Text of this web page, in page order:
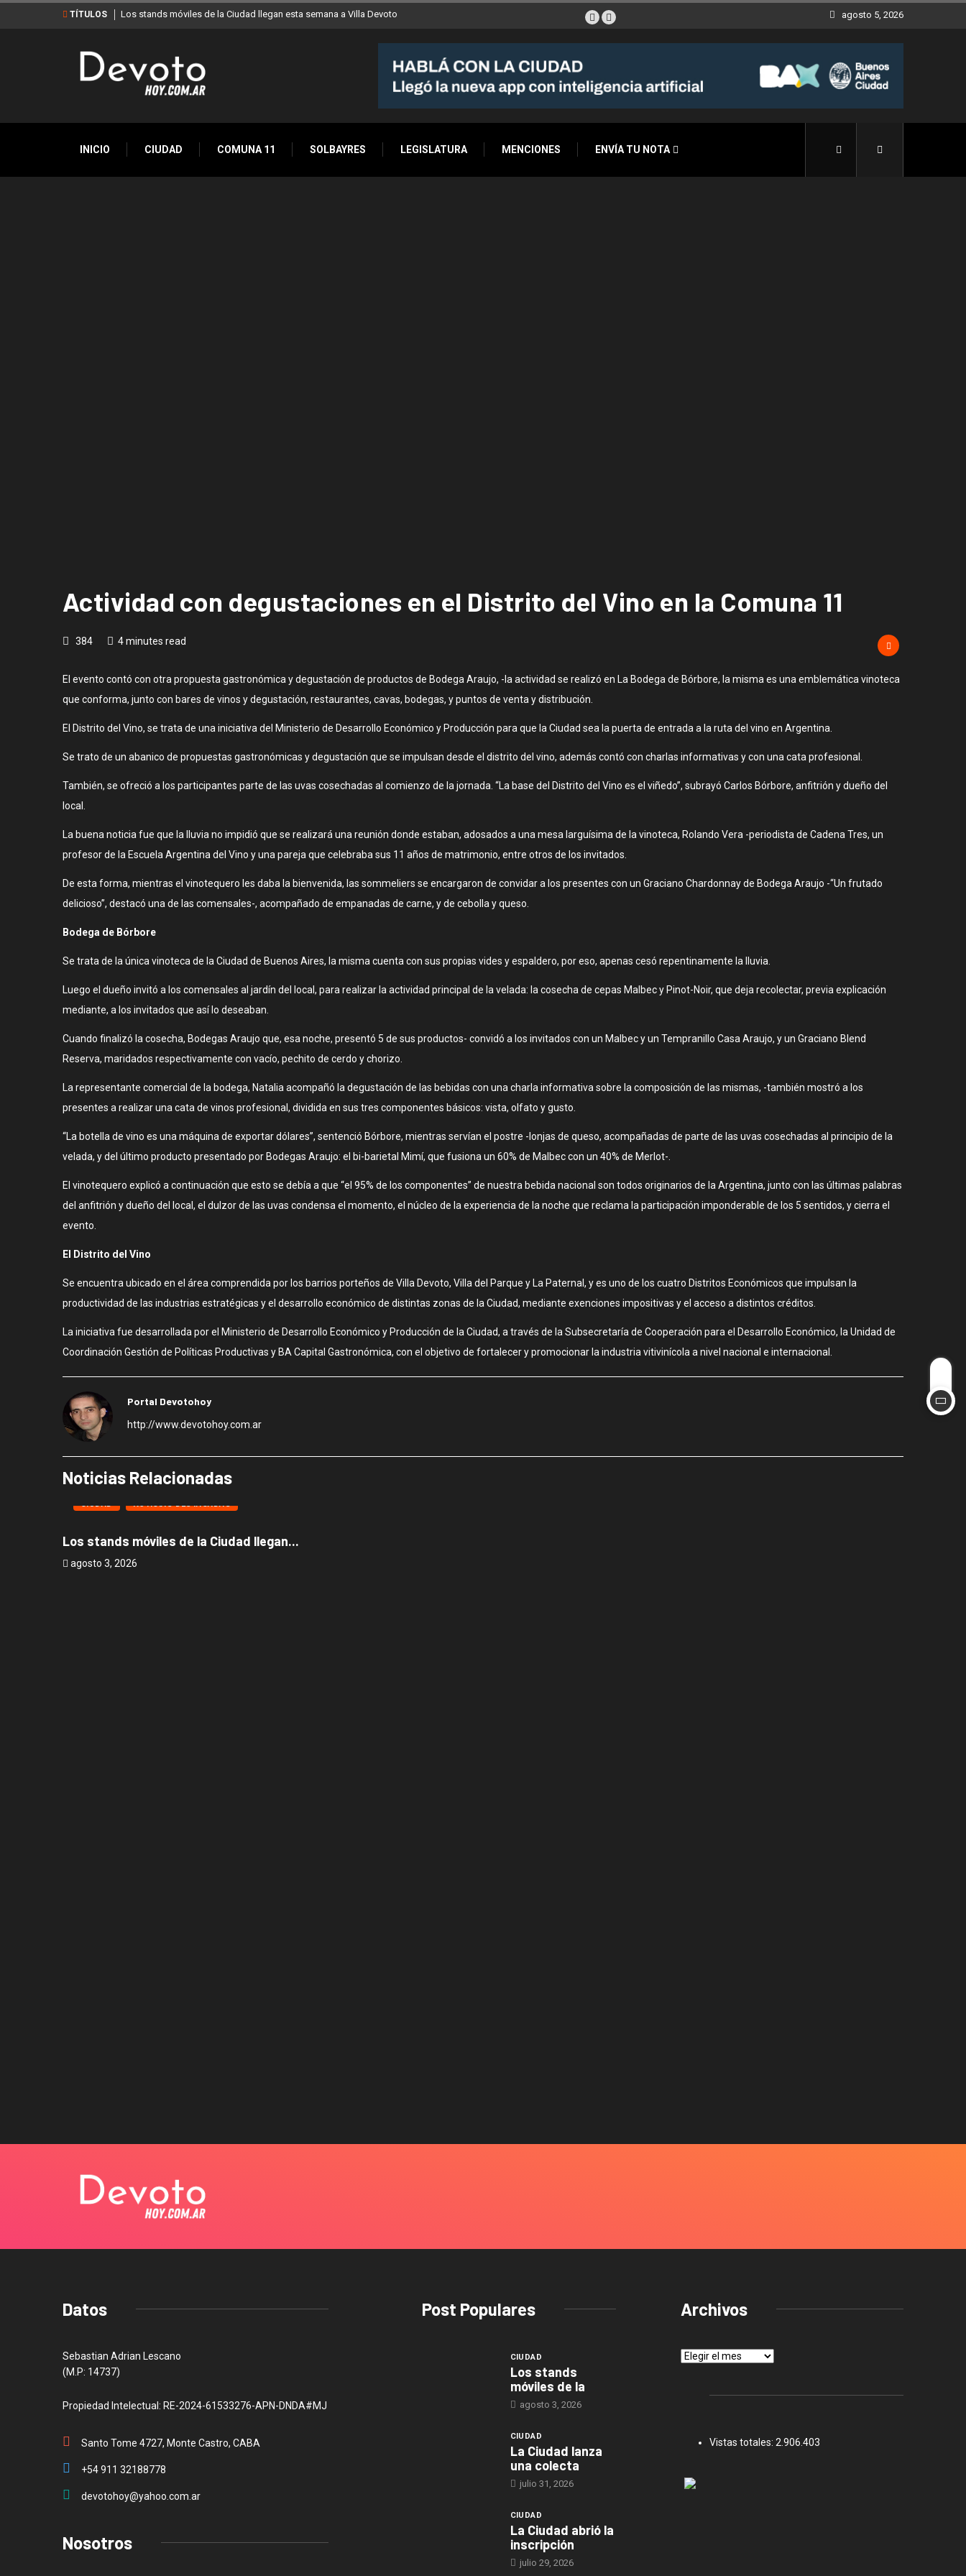
TÍTULOS Los stands móviles de la Ciudad llegan esta semana a Villa Devoto agosto 5, 2026
INICIO CIUDAD COMUNA 11 SOLBAYRES LEGISLATURA MENCIONES ENVÍA TU NOTA
Actividad con degustaciones en el Distrito del Vino en la Comuna 11
384 4 minutes read
El evento contó con otra propuesta gastronómica y degustación de productos de Bodega Araujo, -la actividad se realizó en La Bodega de Bórbore, la misma es una emblemática vinoteca
que conforma, junto con bares de vinos y degustación, restaurantes, cavas, bodegas, y puntos de venta y distribución.
El Distrito del Vino, se trata de una iniciativa del Ministerio de Desarrollo Económico y Producción para que la Ciudad sea la puerta de entrada a la ruta del vino en Argentina.
Se trato de un abanico de propuestas gastronómicas y degustación que se impulsan desde el distrito del vino, además contó con charlas informativas y con una cata profesional.
También, se ofreció a los participantes parte de las uvas cosechadas al comienzo de la jornada. “La base del Distrito del Vino es el viñedo”, subrayó Carlos Bórbore, anfitrión y dueño del
local.
La buena noticia fue que la lluvia no impidió que se realizará una reunión donde estaban, adosados a una mesa larguísima de la vinoteca, Rolando Vera -periodista de Cadena Tres, un
profesor de la Escuela Argentina del Vino y una pareja que celebraba sus 11 años de matrimonio, entre otros de los invitados.
De esta forma, mientras el vinotequero les daba la bienvenida, las sommeliers se encargaron de convidar a los presentes con un Graciano Chardonnay de Bodega Araujo -“Un frutado
delicioso”, destacó una de las comensales-, acompañado de empanadas de carne, y de cebolla y queso.
Bodega de Bórbore
Se trata de la única vinoteca de la Ciudad de Buenos Aires, la misma cuenta con sus propias vides y espaldero, por eso, apenas cesó repentinamente la lluvia.
Luego el dueño invitó a los comensales al jardín del local, para realizar la actividad principal de la velada: la cosecha de cepas Malbec y Pinot-Noir, que deja recolectar, previa explicación
mediante, a los invitados que así lo deseaban.
Cuando finalizó la cosecha, Bodegas Araujo que, esa noche, presentó 5 de sus productos- convidó a los invitados con un Malbec y un Tempranillo Casa Araujo, y un Graciano Blend
Reserva, maridados respectivamente con vacío, pechito de cerdo y chorizo.
La representante comercial de la bodega, Natalia acompañó la degustación de las bebidas con una charla informativa sobre la composición de las mismas, -también mostró a los
presentes a realizar una cata de vinos profesional, dividida en sus tres componentes básicos: vista, olfato y gusto.
“La botella de vino es una máquina de exportar dólares”, sentenció Bórbore, mientras servían el postre -lonjas de queso, acompañadas de parte de las uvas cosechadas al principio de la
velada, y del último producto presentado por Bodegas Araujo: el bi-barietal Mimí, que fusiona un 60% de Malbec con un 40% de Merlot-.
El vinotequero explicó a continuación que esto se debía a que “el 95% de los componentes” de nuestra bebida nacional son todos originarios de la Argentina, junto con las últimas palabras
del anfitrión y dueño del local, el dulzor de las uvas condensa el momento, el núcleo de la experiencia de la noche que reclama la participación imponderable de los 5 sentidos, y cierra el
evento.
El Distrito del Vino
Se encuentra ubicado en el área comprendida por los barrios porteños de Villa Devoto, Villa del Parque y La Paternal, y es uno de los cuatro Distritos Económicos que impulsan la
productividad de las industrias estratégicas y el desarrollo económico de distintas zonas de la Ciudad, mediante exenciones impositivas y el acceso a distintos créditos.
La iniciativa fue desarrollada por el Ministerio de Desarrollo Económico y Producción de la Ciudad, a través de la Subsecretaría de Cooperación para el Desarrollo Económico, la Unidad de
Coordinación Gestión de Políticas Productivas y BA Capital Gastronómica, con el objetivo de fortalecer y promocionar la industria vitivinícola a nivel nacional e internacional.
Portal Devotohoy
http://www.devotohoy.com.ar
Noticias Relacionadas
CIUDAD NOTICIAS DESTACADAS
Los stands móviles de la Ciudad llegan...
agosto 3, 2026
Datos
Sebastian Adrian Lescano
(M.P: 14737)
Propiedad Intelectual: RE-2024-61533276-APN-DNDA#MJ
Santo Tome 4727, Monte Castro, CABA
+54 911 32188778
devotohoy@yahoo.com.ar
Nosotros
Post Populares
CIUDAD
Los stands
móviles de la
agosto 3, 2026
CIUDAD
La Ciudad lanza
una colecta
julio 31, 2026
CIUDAD
La Ciudad abrió la
inscripción
julio 29, 2026
Archivos
Archivos
Vistas totales: 2.906.403